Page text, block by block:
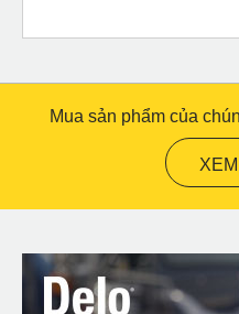
Mua sản phẩm của